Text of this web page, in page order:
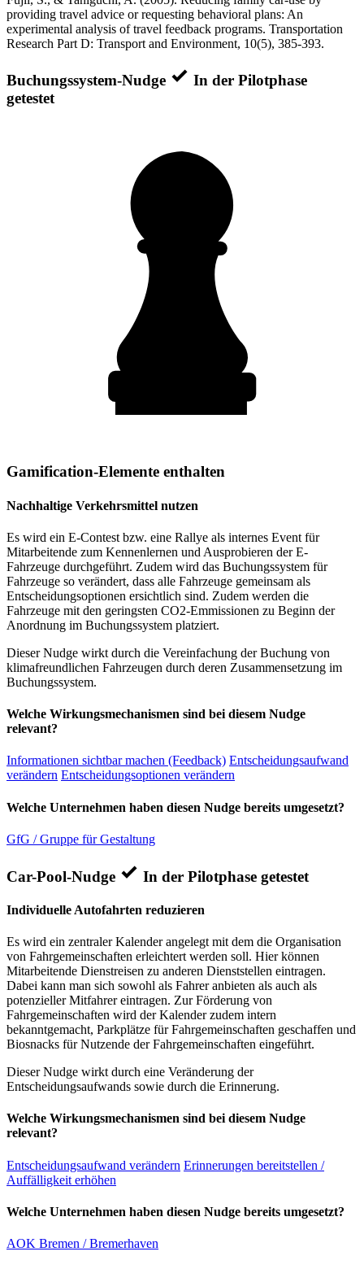
providing travel advice or requesting behavioral plans: An
experimental analysis of travel feedback programs. Transportation
Research Part D: Transport and Environment, 10(5), 385-393.
Buchungssystem-Nudge
In der Pilotphase
getestet
Gamification-Elemente enthalten
Nachhaltige Verkehrsmittel nutzen
Es wird ein E-Contest bzw. eine Rallye als internes Event für
Mitarbeitende zum Kennenlernen und Ausprobieren der E-
Fahrzeuge durchgeführt. Zudem wird das Buchungssystem für
Fahrzeuge so verändert, dass alle Fahrzeuge gemeinsam als
Entscheidungsoptionen ersichtlich sind. Zudem werden die
Fahrzeuge mit den geringsten CO2-Emmissionen zu Beginn der
Anordnung im Buchungssystem platziert.
Dieser Nudge wirkt durch die Vereinfachung der Buchung von
klimafreundlichen Fahrzeugen durch deren Zusammensetzung im
Buchungssystem.
Welche Wirkungsmechanismen sind bei diesem Nudge
relevant?
Informationen sichtbar machen (Feedback) Entscheidungsaufwand
verändern Entscheidungsoptionen verändern
Welche Unternehmen haben diesen Nudge bereits umgesetzt?
GfG / Gruppe für Gestaltung
Car-Pool-Nudge In der Pilotphase getestet
Individuelle Autofahrten reduzieren
Es wird ein zentraler Kalender angelegt mit dem die Organisation
von Fahrgemeinschaften erleichtert werden soll. Hier können
Mitarbeitende Dienstreisen zu anderen Dienststellen eintragen.
Dabei kann man sich sowohl als Fahrer anbieten als auch als
potenzieller Mitfahrer eintragen. Zur Förderung von
Fahrgemeinschaften wird der Kalender zudem intern
bekanntgemacht, Parkplätze für Fahrgemeinschaften geschaffen und
Biosnacks für Nutzende der Fahrgemeinschaften eingeführt.
Dieser Nudge wirkt durch eine Veränderung der
Entscheidungsaufwands sowie durch die Erinnerung.
Welche Wirkungsmechanismen sind bei diesem Nudge
relevant?
Entscheidungsaufwand verändern Erinnerungen bereitstellen /
Auffälligkeit erhöhen
Welche Unternehmen haben diesen Nudge bereits umgesetzt?
AOK Bremen / Bremerhaven